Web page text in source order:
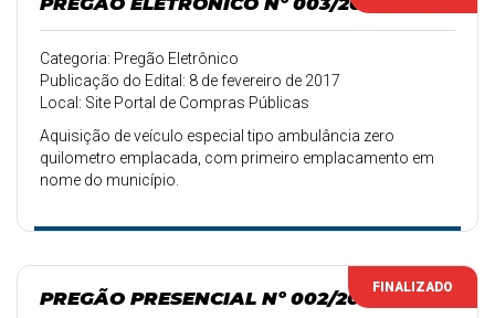
Categoria: Pregão Eletrônico
Publicação do Edital: 8 de fevereiro de 2017
Local: Site Portal de Compras Públicas
Aquisição de veículo especial tipo ambulância zero
quilometro emplacada, com primeiro emplacamento em
nome do município.
FINALIZADO
PREGÃO PRESENCIAL Nº 002/2017